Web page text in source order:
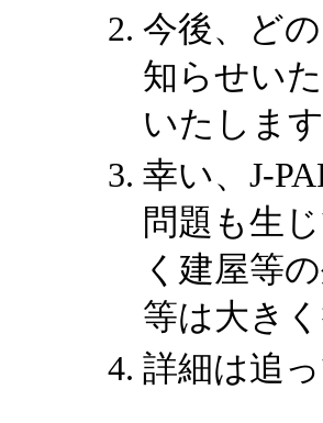
今後、ど
知らせい
いたします
幸い、J-
問題も生
く建屋等
等は大き
詳細は追